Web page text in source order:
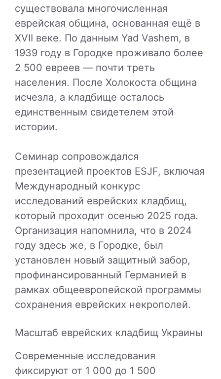
существовала многочисленная
еврейская община, основанная ещё в
XVII веке. По данным Yad Vashem, в
1939 году в Городке проживало более
2 500 евреев — почти треть
населения. После Холокоста община
исчезла, а кладбище осталось
единственным свидетелем этой
истории.
Семинар сопровождался
презентацией проектов ESJF, включая
Международный конкурс
исследований еврейских кладбищ,
который проходит осенью 2025 года.
Организация напомнила, что в 2024
году здесь же, в Городке, был
установлен новый защитный забор,
профинансированный Германией в
рамках общеевропейской программы
сохранения еврейских некрополей.
Масштаб еврейских кладбищ Украины
Современные исследования
фиксируют от 1 000 до 1 500